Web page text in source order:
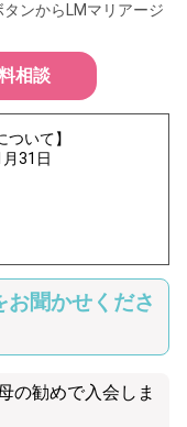
ンからLMマリアージ
相談
いて】
月31日
聞かせくださ
の勧めで入会しま